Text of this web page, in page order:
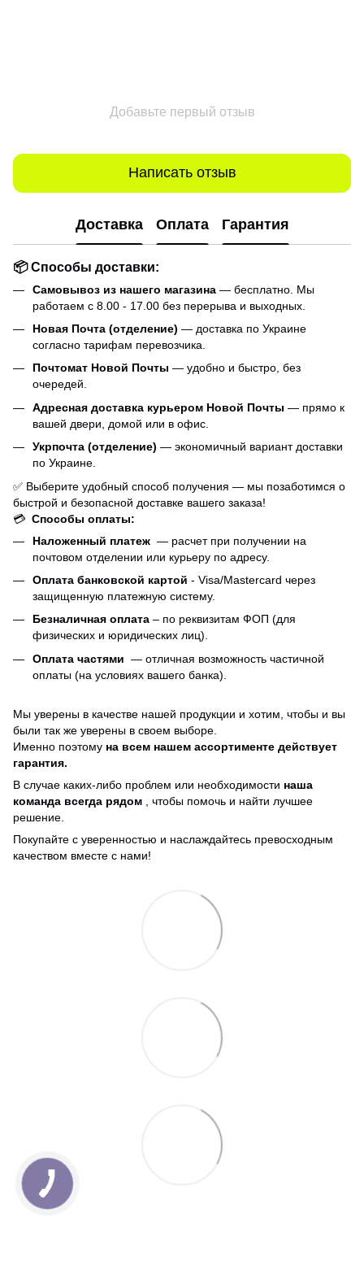
Добавьте первый отзыв
Написать отзыв
Доставка Оплата Гарантия
📦 Способы доставки:
Самовывоз из нашего магазина — бесплатно. Мы
работаем с 8.00 - 17.00 без перерыва и выходных.
Новая Почта (отделение) — доставка по Украине
согласно тарифам перевозчика.
Почтомат Новой Почты — удобно и быстро, без
очередей.
Адресная доставка курьером Новой Почты — прямо к
вашей двери, домой или в офис.
Укрпочта (отделение) — экономичный вариант доставки
по Украине.
✅ Выберите удобный способ получения — мы позаботимся о
быстрой и безопасной доставке вашего заказа!
💳 Способы оплаты:
Наложенный платеж — расчет при получении на
почтовом отделении или курьеру по адресу.
Оплата банковской картой - Visa/Mastercard через
защищенную платежную систему.
Безналичная оплата – по реквизитам ФОП (для
физических и юридических лиц).
Оплата частями — отличная возможность частичной
оплаты (на условиях вашего банка).
Мы уверены в качестве нашей продукции и хотим, чтобы и вы
были так же уверены в своем выборе.
Именно поэтому на всем нашем ассортименте действует
гарантия.
В случае каких-либо проблем или необходимости наша
команда всегда рядом , чтобы помочь и найти лучшее
решение.
Покупайте с уверенностью и наслаждайтесь превосходным
качеством вместе с нами!